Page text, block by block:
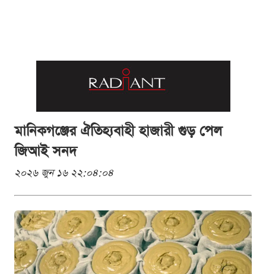
মানিকগঞ্জের ঐতিহ্যবাহী হাজারী গুড় পেল
জিআই সনদ
২০২৬ জুন ১৬ ২২:০৪:০৪